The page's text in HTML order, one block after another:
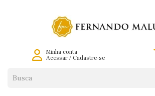
Minha conta
Acessar/ Cadastre-se